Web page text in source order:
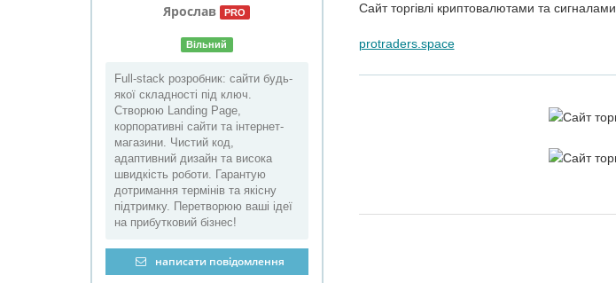
Ярослав PRO
Вільний
Full-stack розробник: сайти будь-
якої складності під ключ.
Створюю Landing Page,
корпоративні сайти та інтернет-
магазини. Чистий код,
адаптивний дизайн та висока
швидкість роботи. Гарантую
дотримання термінів та якісну
підтримку. Перетворюю ваші ідеї
на прибутковий бізнес!
написати повідомлення
Сайт торгівлі криптовалютами та сигналами
protraders.space